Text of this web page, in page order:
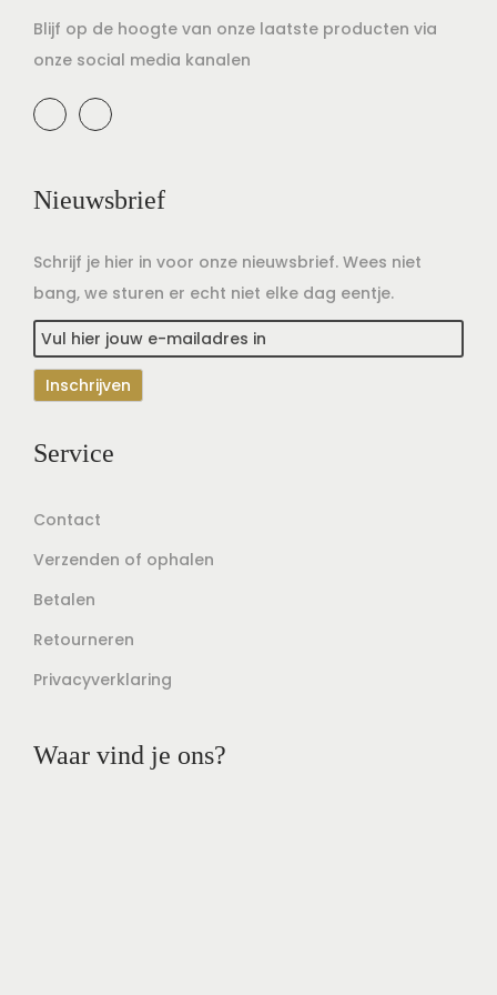
Blijf op de hoogte van onze laatste producten via
onze social media kanalen
Nieuwsbrief
Schrijf je hier in voor onze nieuwsbrief. Wees niet
bang, we sturen er echt niet elke dag eentje.
Service
Contact
Verzenden of ophalen
Betalen
Retourneren
Privacyverklaring
Waar vind je ons?